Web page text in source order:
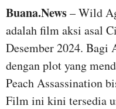
Buana.News– Wild
adalah film aksi asal
Desember 2024. Bagi
dengan plot yang
Peach Assassination
Film ini kini tersedia